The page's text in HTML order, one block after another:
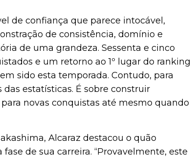
de confiança que parece intocável,
de consistência, domínio e
de uma grandeza. Sessenta e cinco
e um retorno ao 1º lugar do ranking
sido esta temporada. Contudo, para
estatísticas. É sobre construir
novas conquistas até mesmo quando
Alcaraz destacou o quão
de sua carreira. “Provavelmente, este